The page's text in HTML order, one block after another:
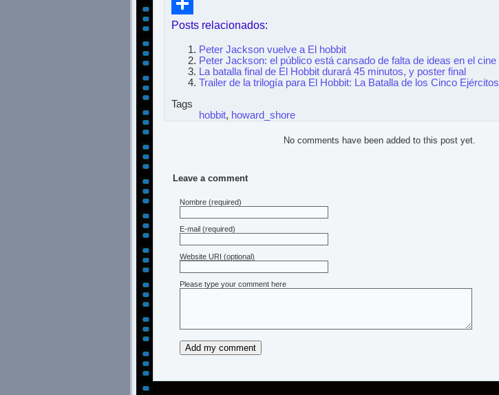
Compartir
Posts relacionados:
Peter Jackson vuelve a El hobbit
Peter Jackson: el público está cansado de falta de ideas en el cine
La batalla final de El Hobbit durará 45 minutos, y poster final
Trailer de la trilogía para El Hobbit: La Batalla de los Cinco Ejércitos
Tags
hobbit, howard_shore
No comments have been added to this post yet.
Leave a comment
Nombre (required)
E-mail (required)
Website URI (optional)
Please type your comment here